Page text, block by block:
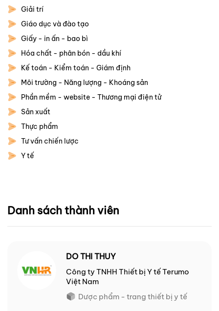
Giải trí
Giáo dục và đào tạo
Giấy - in ấn - bao bì
Hóa chất - phân bón - dầu khí
Kế toán - Kiểm toán - Giám định
Môi trường - Năng lượng - Khoáng sản
Phần mềm - website - Thương mại điện tử
Sản xuất
Thực phẩm
Tư vấn chiến lược
Y tế
Danh sách thành viên
DO THI THUY
Công ty TNHH Thiết bị Y tế Terumo
Việt Nam
Dược phẩm - trang thiết bị y tế